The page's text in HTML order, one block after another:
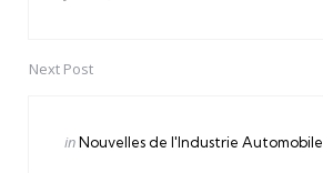
Next Post
Posted
inNouvelles de l'Industrie Automobile